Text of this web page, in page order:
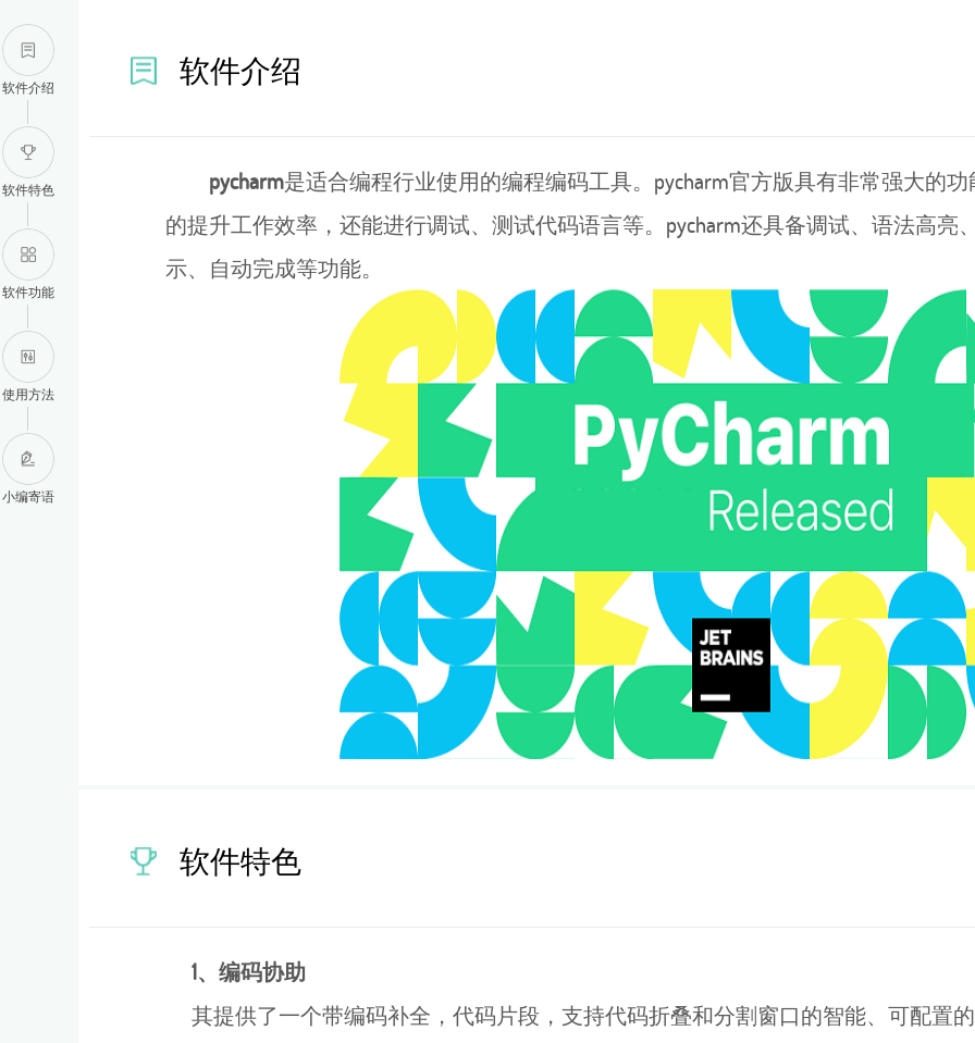
软件介绍
pycharm是适合编程行业使用的编程编码工具。pycharm官方版具有非常强大的
的提升工作效率，还能进行调试、测试代码语言等。pycharm还具备调试、语法高亮
示、自动完成等功能。
软件特色
1、编码协助
其提供了一个带编码补全，代码片段，支持代码折叠和分割窗口的智能、可配置
软件介绍
软件特色
软件功能
使用方法
小编寄语